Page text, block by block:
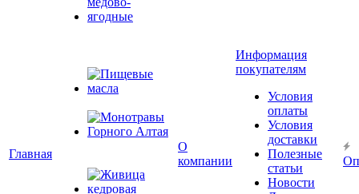
Главная
О
компании
Информация
покупателям
Условия
оплаты
Условия
доставки
Полезные
статьи
Новости